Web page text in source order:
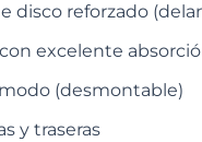
disco reforzado
excelente
(desmontable)
y traseras